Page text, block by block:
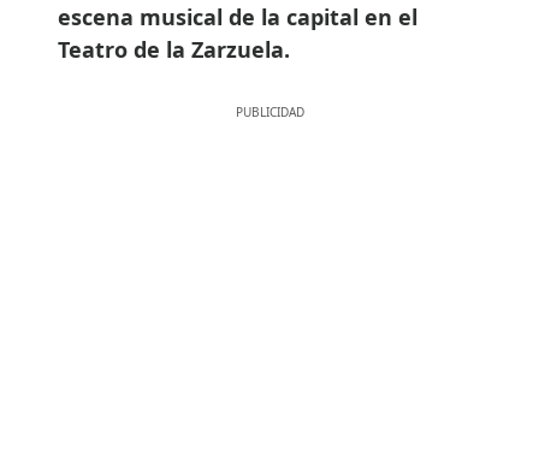
escena musical de la capital en el
Teatro de la Zarzuela.